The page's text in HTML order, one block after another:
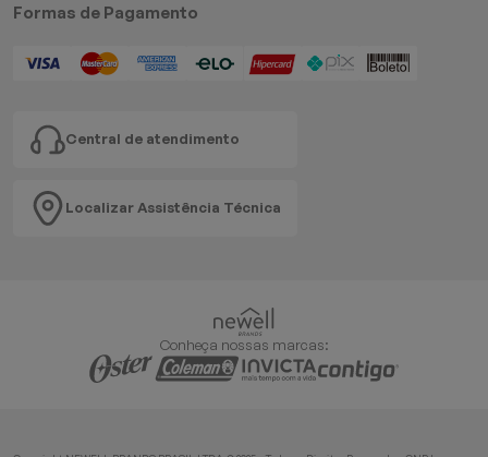
Formas de Pagamento
Central de atendimento
Localizar Assistência Técnica
Conheça nossas marcas: